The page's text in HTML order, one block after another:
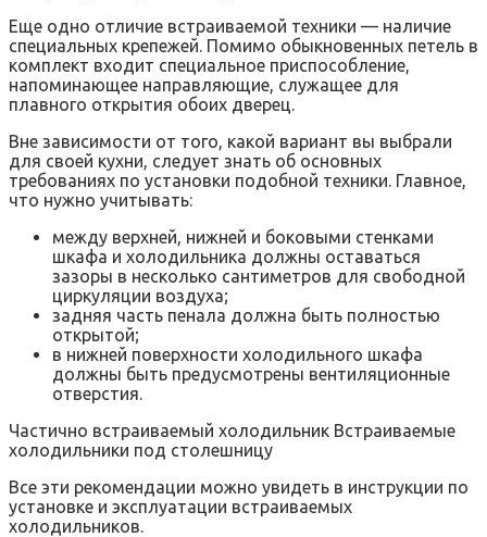
Еще одно отличие встраиваемой техники — наличие
специальных крепежей. Помимо обыкновенных петель в
комплект входит специальное приспособление,
напоминающее направляющие, служащее для
плавного открытия обоих дверец.
Вне зависимости от того, какой вариант вы выбрали
для своей кухни, следует знать об основных
требованиях по установки подобной техники. Главное,
что нужно учитывать:
между верхней, нижней и боковыми стенками
шкафа и холодильника должны оставаться
зазоры в несколько сантиметров для свободной
циркуляции воздуха;
задняя часть пенала должна быть полностью
открытой;
в нижней поверхности холодильного шкафа
должны быть предусмотрены вентиляционные
отверстия.
Частично встраиваемый холодильник Встраиваемые
холодильники под столешницу
Все эти рекомендации можно увидеть в инструкции по
установке и эксплуатации встраиваемых
холодильников.